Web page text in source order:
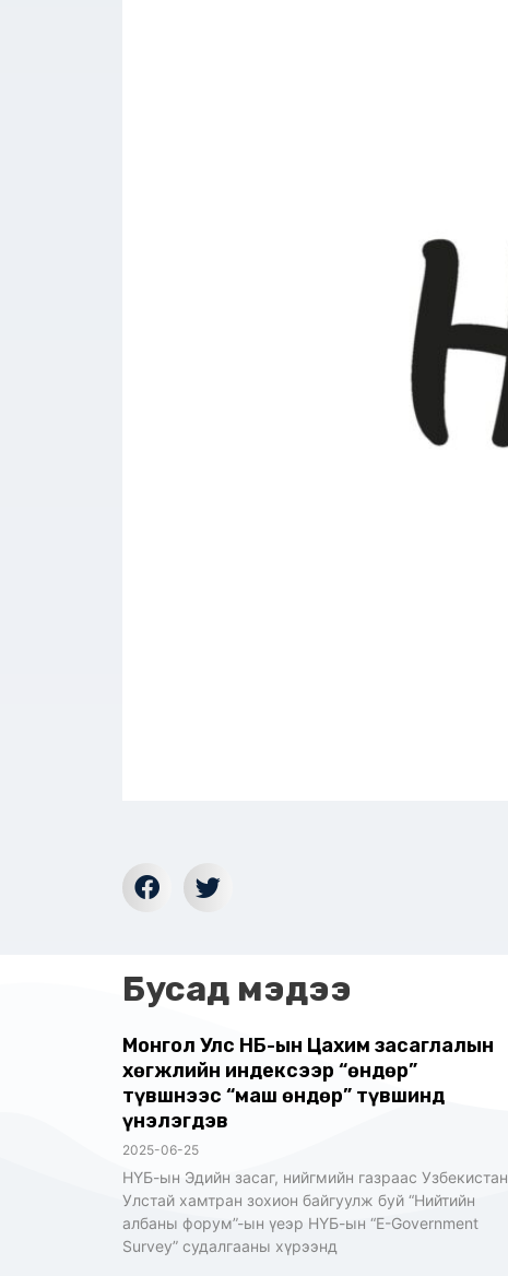
Бусад мэдээ
Монгол Улс НҮБ-ын Цахим засаглалын
хөгжлийн индексээр “өндөр”
түвшнээс “маш өндөр” түвшинд
үнэлэгдэв
2025-06-25
НҮБ-ын Эдийн засаг, нийгмийн газраас Узбекистан
Улстай хамтран зохион байгуулж буй “Нийтийн
албаны форум”-ын үеэр НҮБ-ын “E-Government
Survey” судалгааны хүрээнд